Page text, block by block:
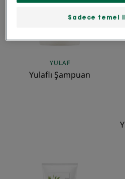
YULAF
Yulaflı Şampuan
Sadece temel